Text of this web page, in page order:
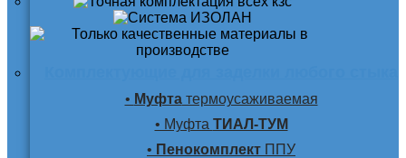
• Муфтатермоусаживаемая
• Муфта ТИАЛ-ТУМ
• Пенокомплект ППУ